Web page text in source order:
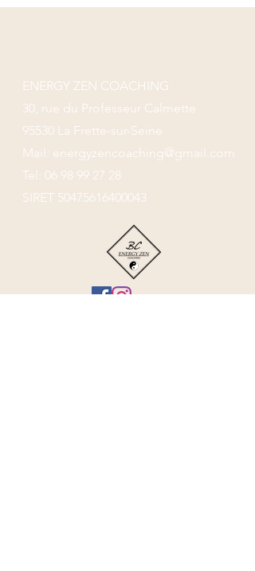
ENERGY ZEN COACHING
30, rue du Professeur Calmette
95530 La Frette-sur-Seine
Mail: energyzencoaching@gmail.com
Tel: 06 98 99 27 28
SIRET 50475616400043